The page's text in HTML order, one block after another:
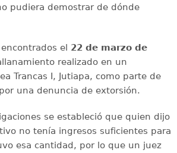
pudiera demostrar de dónde
el 22 de marzo de
realizado en un
Trancas I, Jutiapa, como parte de
una denuncia de extorsión.
se estableció que quien dijo
no tenía ingresos suficientes para
esa cantidad, por lo que un juez